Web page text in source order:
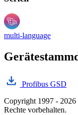
multi-language
Profibus GSD
Copyright 1997 -
Rechte vorbehalten.